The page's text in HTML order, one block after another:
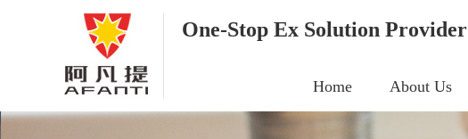
One-Stop Ex Solution Provider
Home About Us